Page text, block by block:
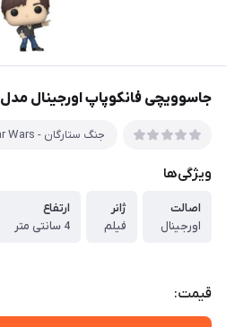
جاسوویچی فانکوپاپ اورجینال مدل Suga
جنگ ستارگان - Star Wars
ویژگی‌ها
اصالت
اورجینال
ژانر
فیلم
ارتفاع
4 سانتی متر
قیمت: